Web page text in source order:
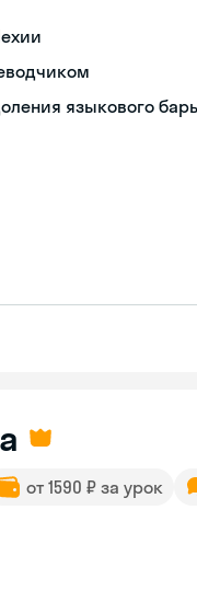
языкового
от 1590 ₽ за урок